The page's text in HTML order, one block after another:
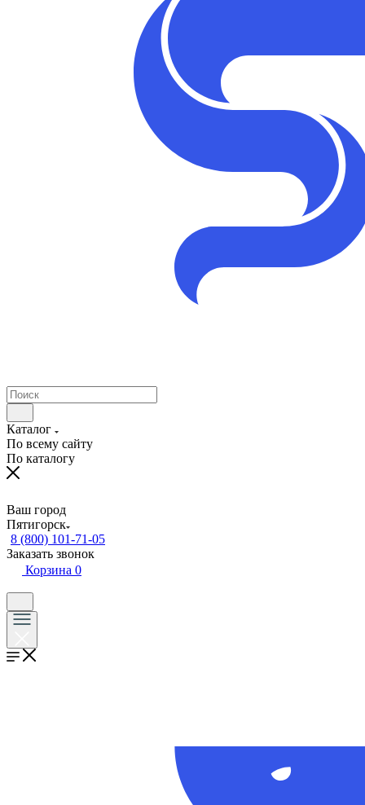
Каталог
По всему сайту
По каталогу
Ваш город
Пятигорск
8 (800) 101-71-05
Заказать звонок
Корзина 0